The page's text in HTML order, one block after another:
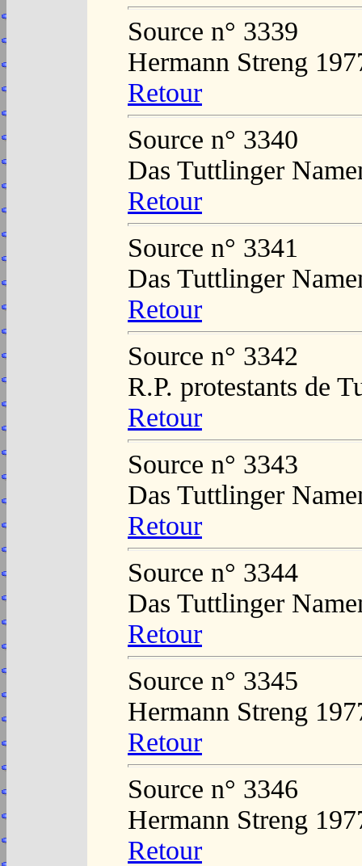
Source n° 3339
Hermann Streng
Retour
Source n° 3340
Das Tuttlinger
Retour
Source n° 3341
Das Tuttlinger
Retour
Source n° 3342
R.P. protestants de
Retour
Source n° 3343
Das Tuttlinger
Retour
Source n° 3344
Das Tuttlinger
Retour
Source n° 3345
Hermann Streng
Retour
Source n° 3346
Hermann Streng
Retour